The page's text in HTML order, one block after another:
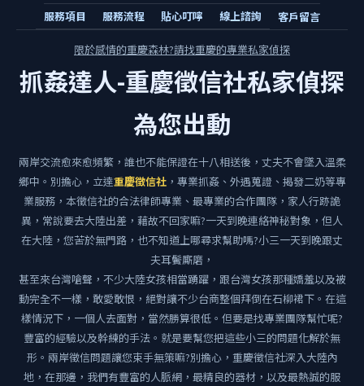
服務項目
服務流程 貼心叮嚀 線上諮詢 客戶留言
限於感情的重慶森林?請找重慶的專業私家偵探
抓姦達人-重慶徵信社私家偵探
為您出動
兩岸交流愈來愈頻繁，誰也不能保證在十八相送後，丈夫不會墜入溫柔
鄉中。別擔心，立達重慶徵信社，專業抓姦、外遇蒐證、揭發二奶等專
業服務，本徵信社的合法律師專業、最專業的合作團隊，家人行跡詭
異，常說要去大陸出差，藉故不回家嘛?一天到晚連絡神秘對象，但人
在大陸，您苦於無門路，也不知道上哪尋求幫助嗎?小三一天到晚跟丈
夫耳鬢廝磨，
甚至來台灣嗆聲，不少大陸女孩相當踴躍，跟台灣女孩那種嬌羞以及被
動完全不一樣，敢愛敢恨，絕對讓不少台商整個拜倒在石柳裙下。在這
樣情況下，一個人去面對，當然勝算很低。但要是找專業團隊幫忙呢?
豐富的經驗以及幹練的手法。就是要幫您把這些小三的問題化解於無
形。兩岸徵信問題讓您束手無策嘛?別擔心，重慶徵信社深入大陸內
地，在那邊，我們有豐富的人脈網，最精良的器材，以及最熱誠的服